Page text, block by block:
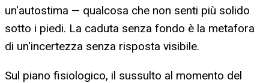
un'autostima — qualcosa che non senti più solido
sotto i piedi. La caduta senza fondo è la metafora
di un'incertezza senza risposta visibile.
Sul piano fisiologico, il sussulto al momento del